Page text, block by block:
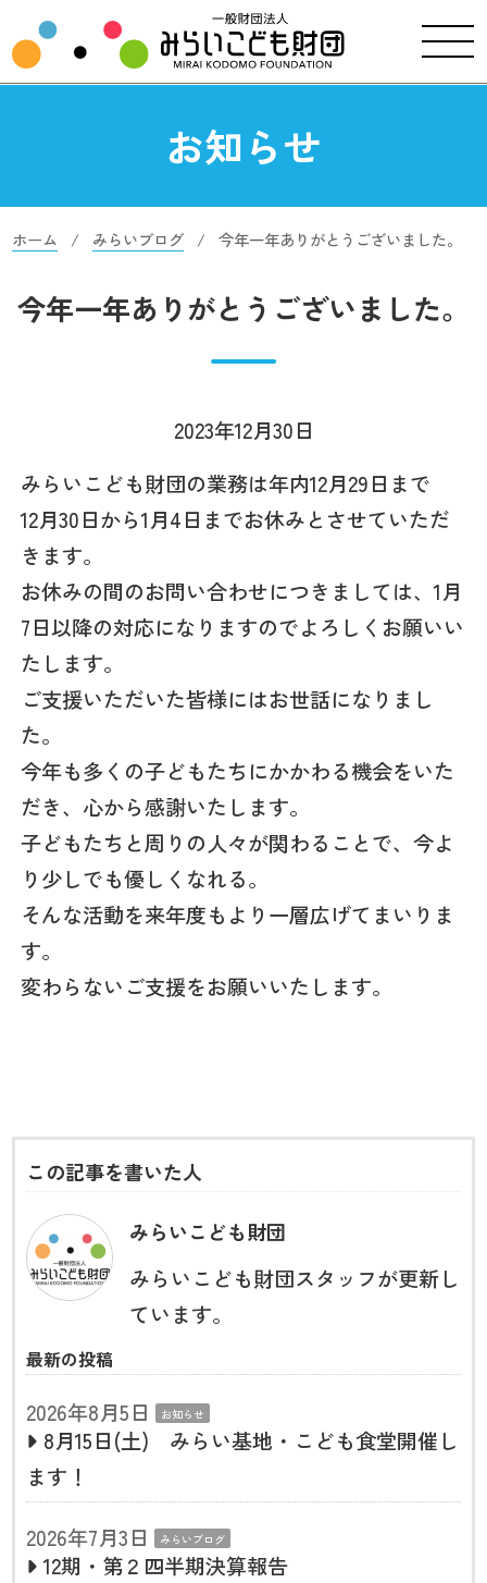
お知らせ
ホーム みらいブログ 今年一年ありがとうございました。
今年一年ありがとうございました。
2023年12月30日
みらいこども財団の業務は年内12月29日まで
12月30日から1月4日までお休みとさせていただ
きます。
お休みの間のお問い合わせにつきましては、1月
7日以降の対応になりますのでよろしくお願いい
たします。
ご支援いただいた皆様にはお世話になりまし
た。
今年も多くの子どもたちにかかわる機会をいた
だき、心から感謝いたします。
子どもたちと周りの人々が関わることで、今よ
り少しでも優しくなれる。
そんな活動を来年度もより一層広げてまいりま
す。
変わらないご支援をお願いいたします。
この記事を書いた人
みらいこども財団
みらいこども財団スタッフが更新し
ています。
最新の投稿
2026年8月5日 お知らせ
8月15日(土) みらい基地・こども食堂開催し
ます！
2026年7月3日
みらいブログ
12期・第２四半期決算報告